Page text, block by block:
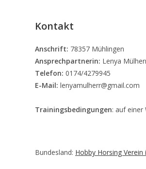
Kontakt
Anschrift: 78357 Mühlingen
Ansprechpartnerin: Lenya
Telefon: 0174/4279945
E-Mail: lenyamulherr@gmail.com
Trainingsbedingungen: auf einer
Bundesland: Hobby Horsing